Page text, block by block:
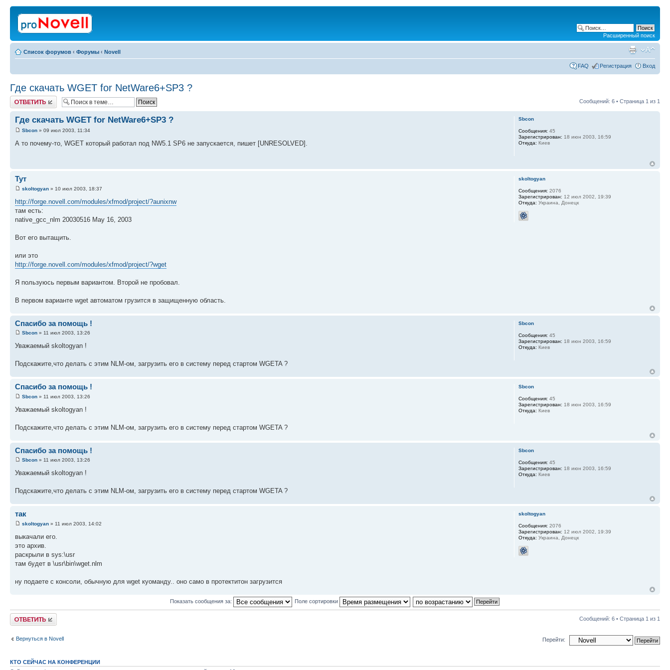
Расширенный поиск
Список форумов ‹ Форумы ‹ Novell
FAQ Регистрация Вход
Где скачать WGET for NetWare6+SP3 ?
Ответить Сообщений: 6 • Страница 1 из 1
Где скачать WGET for NetWare6+SP3 ?
Sbcon » 09 июл 2003, 11:34
А то почему-то, WGET который работал под NW5.1 SP6 не запускается, пишет [UNRESOLVED].
Sbcon
Сообщения: 45
Зарегистрирован: 18 июн 2003, 16:59
Откуда: Киев
Тут
skoltogyan » 10 июл 2003, 18:37
http://forge.novell.com/modules/xfmod/project/?aunixnw
там есть:
native_gcc_nlm 20030516 May 16, 2003
Вот его вытащить.
или это
http://forge.novell.com/modules/xfmod/project/?wget
Я пользуюсь первым вариантом. Второй не пробовал.
В первом варианте wget автоматом грузится в защищенную область.
skoltogyan
Сообщения: 2076
Зарегистрирован: 12 июл 2002, 19:39
Откуда: Украина, Донецк
Спасибо за помощь !
Sbcon » 11 июл 2003, 13:26
Уважаемый skoltogyan !
Подскажите,что делать с этим NLM-ом, загрузить его в систему перед стартом WGETA ?
Sbcon
Сообщения: 45
Зарегистрирован: 18 июн 2003, 16:59
Откуда: Киев
Спасибо за помощь !
Sbcon » 11 июл 2003, 13:26
Уважаемый skoltogyan !
Подскажите,что делать с этим NLM-ом, загрузить его в систему перед стартом WGETA ?
Sbcon
Сообщения: 45
Зарегистрирован: 18 июн 2003, 16:59
Откуда: Киев
Спасибо за помощь !
Sbcon » 11 июл 2003, 13:26
Уважаемый skoltogyan !
Подскажите,что делать с этим NLM-ом, загрузить его в систему перед стартом WGETA ?
Sbcon
Сообщения: 45
Зарегистрирован: 18 июн 2003, 16:59
Откуда: Киев
так
skoltogyan » 11 июл 2003, 14:02
выкачали его.
это архив.
раскрыли в sys:\usr
там будет в \usr\bin\wget.nlm
ну подаете с консоли, обычную для wget куоманду.. оно само в протектитон загрузится
skoltogyan
Сообщения: 2076
Зарегистрирован: 12 июл 2002, 19:39
Откуда: Украина, Донецк
Показать сообщения за: Поле сортировки
Ответить Сообщений: 6 • Страница 1 из 1
Вернуться в Novell Перейти:
КТО СЕЙЧАС НА КОНФЕРЕНЦИИ